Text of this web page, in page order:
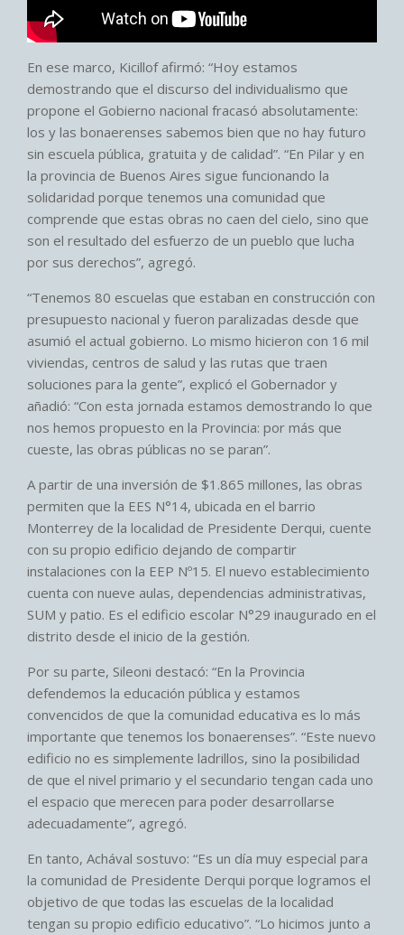
En ese marco, Kicillof afirmó: “Hoy estamos
demostrando que el discurso del individualismo que
propone el Gobierno nacional fracasó absolutamente:
los y las bonaerenses sabemos bien que no hay futuro
sin escuela pública, gratuita y de calidad”. “En Pilar y en
la provincia de Buenos Aires sigue funcionando la
solidaridad porque tenemos una comunidad que
comprende que estas obras no caen del cielo, sino que
son el resultado del esfuerzo de un pueblo que lucha
por sus derechos”, agregó.
“Tenemos 80 escuelas que estaban en construcción con
presupuesto nacional y fueron paralizadas desde que
asumió el actual gobierno. Lo mismo hicieron con 16 mil
viviendas, centros de salud y las rutas que traen
soluciones para la gente”, explicó el Gobernador y
añadió: “Con esta jornada estamos demostrando lo que
nos hemos propuesto en la Provincia: por más que
cueste, las obras públicas no se paran”.
A partir de una inversión de $1.865 millones, las obras
permiten que la EES N°14, ubicada en el barrio
Monterrey de la localidad de Presidente Derqui, cuente
con su propio edificio dejando de compartir
instalaciones con la EEP Nº15. El nuevo establecimiento
cuenta con nueve aulas, dependencias administrativas,
SUM y patio. Es el edificio escolar N°29 inaugurado en el
distrito desde el inicio de la gestión.
Por su parte, Sileoni destacó: “En la Provincia
defendemos la educación pública y estamos
convencidos de que la comunidad educativa es lo más
importante que tenemos los bonaerenses”. “Este nuevo
edificio no es simplemente ladrillos, sino la posibilidad
de que el nivel primario y el secundario tengan cada uno
el espacio que merecen para poder desarrollarse
adecuadamente”, agregó.
En tanto, Achával sostuvo: “Es un día muy especial para
la comunidad de Presidente Derqui porque logramos el
objetivo de que todas las escuelas de la localidad
tengan su propio edificio educativo”. “Lo hicimos junto a